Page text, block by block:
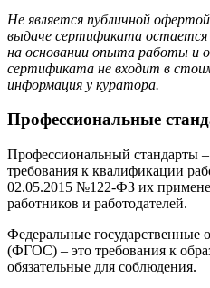
Не является публичной
выдаче сертификата остается
на основании опыта работы и
сертификата не входит в
информация у куратора.
Профессиональные
Профессиональный стандарты –
требования к квалификации
02.05.2015 №122-ФЗ их
работников и работодателей.
Федеральные государственные
(ФГОС) – это требования к
обязательные для соблюдения.